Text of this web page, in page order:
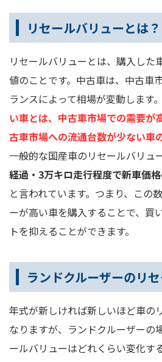
リセールバリューとは？
リセールバリューとは、購入した
値のことです。中古車は、中古車
ランスによって相場が変動します。
い車とは、中古車市場での需要が
古車市場への流通台数が少ない車
一般的な国産車のリセールバリュー
経過・3万キロ走行程度で新車価
と言われています。つまり、この
ーが高い車を購入することで、買
トを抑えることができます。
ランドクルーザーのリ
年式が新しければ新しいほど車の
なりますが、ランドクルーザーの
ールバリューはどれくらい変化す